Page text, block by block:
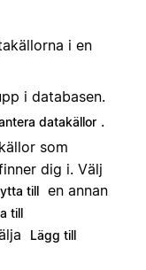
i en
i databasen.
datakällor .
som
dig i. Välj
till en annan
till
Lägg till